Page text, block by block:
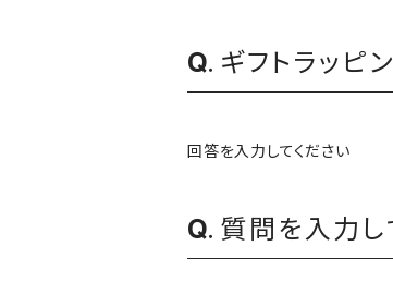
ギフトラッピ
回答を入力してください
質問を入力し